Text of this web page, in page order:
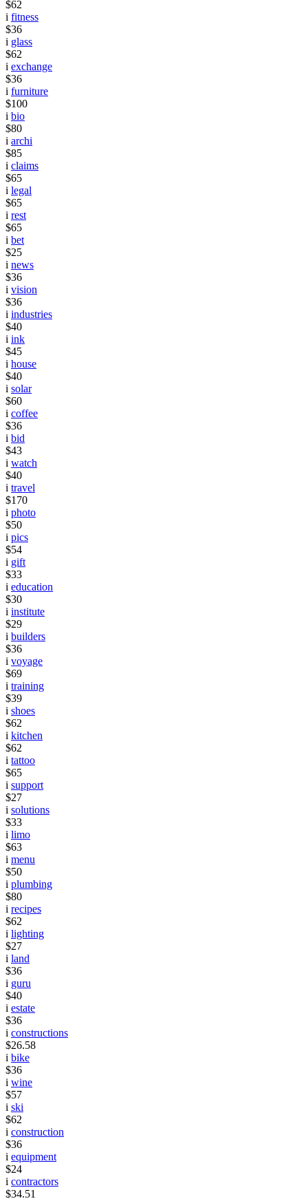
$62
i fitness
$36
i glass
$62
i exchange
$36
i furniture
$100
i bio
$80
i archi
$85
i claims
$65
i legal
$65
i rest
$65
i bet
$25
i news
$36
i vision
$36
i industries
$40
i ink
$45
i house
$40
i solar
$60
i coffee
$36
i bid
$43
i watch
$40
i travel
$170
i photo
$50
i pics
$54
i gift
$33
i education
$30
i institute
$29
i builders
$36
i voyage
$69
i training
$39
i shoes
$62
i kitchen
$62
i tattoo
$65
i support
$27
i solutions
$33
i limo
$63
i menu
$50
i plumbing
$80
i recipes
$62
i lighting
$27
i land
$36
i guru
$40
i estate
$36
i constructions
$26.58
i bike
$36
i wine
$57
i ski
$62
i construction
$36
i equipment
$24
i contractors
$34.51